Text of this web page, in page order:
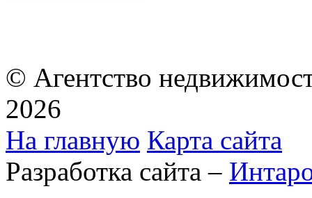
© Агентство
2026
На главную Карта сайта
Разработка сайта –